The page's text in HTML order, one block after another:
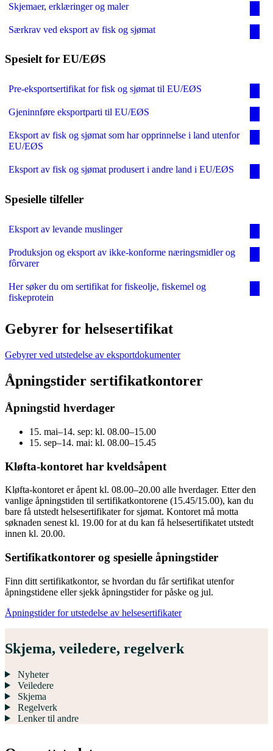
Skjemaer, erklæringer og maler
Særkrav ved eksport av fisk og sjømat
Spesielt for EU/EØS
Pre-eksportsertifikat for fisk og sjømat til EU/EØS
Gjeninnføre eksportparti til EU/EØS
Eksport av fisk og sjømat som har opprinnelse i land utenfor
EU/EØS
Eksport av fisk og sjømat produsert i andre land i EU/EØS
Spesielle tilfeller
Eksport av levande muslinger
Produksjon og eksport av ikke-konforme næringsmidler og
fôrvarer
Her søker du om sertifikat for fiskeolje, fiskemel og
fiskeprotein
Gebyrer for helsesertifikat
Gebyrer ved utstedelse av eksportdokumenter
Åpningstider sertifikatkontorer
Åpningstid hverdager
15. mai–14. sep: kl. 08.00–15.00
15. sep–14. mai: kl. 08.00–15.45
Kløfta-kontoret har kveldsåpent
Kløfta-kontoret er åpent kl. 08.00–20.00 alle hverdager. Etter den
vanlige åpningstiden til sertifikatkontorene (15.45/15.00), kan du
bare få utstedt helsesertifikater for sjømat. Kontoret må motta
søknaden senest kl. 19.00 for at du kan få helsesertifikatet utstedt
innen kl. 20.00.
Sertifikatkontorer og spesielle åpningstider
Finn ditt sertifikatkontor, se hvordan du får sertifikat utenfor
åpningstidene eller sjekk åpningstider for påske og jul.
Åpningstider for utstedelse av helsesertifikater
Skjema, veiledere, regelverk
Nyheter
Veiledere
Skjema
Regelverk
Lenker til andre